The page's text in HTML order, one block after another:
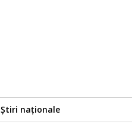
Știri naționale